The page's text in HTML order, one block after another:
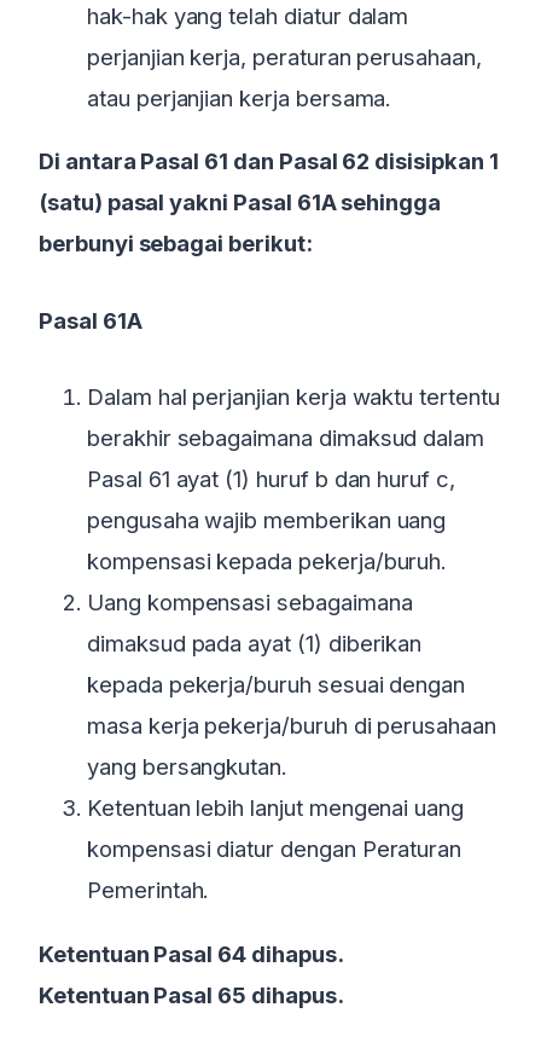
hak-hak yang telah diatur dalam
perjanjian kerja, peraturan perusahaan,
atau perjanjian kerja bersama.
Di antara Pasal 61 dan Pasal 62 disisipkan 1
(satu) pasal yakni Pasal 61A sehingga
berbunyi sebagai berikut:
Pasal 61A
Dalam hal perjanjian kerja waktu tertentu
berakhir sebagaimana dimaksud dalam
Pasal 61 ayat (1) huruf b dan huruf c,
pengusaha wajib memberikan uang
kompensasi kepada pekerja/buruh.
Uang kompensasi sebagaimana
dimaksud pada ayat (1) diberikan
kepada pekerja/buruh sesuai dengan
masa kerja pekerja/buruh di perusahaan
yang bersangkutan.
Ketentuan lebih lanjut mengenai uang
kompensasi diatur dengan Peraturan
Pemerintah.
Ketentuan Pasal 64 dihapus.
Ketentuan Pasal 65 dihapus.